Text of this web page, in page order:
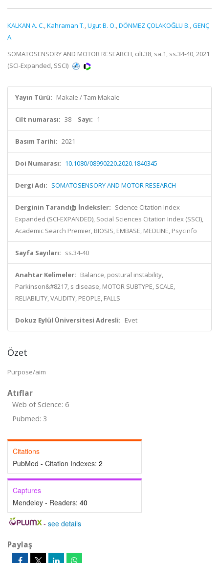
KALKAN A. C.,Kahraman T.,Ugut B. O.,DÖNMEZ ÇOLAKOĞLU B.,GENÇ
A.
SOMATOSENSORY AND MOTOR RESEARCH, cilt.38, sa.1, ss.34-40, 2021
(SCI-Expanded, SSCI)
Yayın Türü: Makale / Tam Makale
Cilt numarası: 38 Sayı: 1
Basım Tarihi: 2021
Doi Numarası: 10.1080/08990220.2020.1840345
Dergi Adı: SOMATOSENSORY AND MOTOR RESEARCH
Derginin Tarandığı İndeksler: Science Citation Index
Expanded (SCI-EXPANDED), Social Sciences Citation Index (SSCI),
Academic Search Premier, BIOSIS, EMBASE, MEDLINE, Psycinfo
Sayfa Sayıları: ss.34-40
Anahtar Kelimeler: Balance, postural instability,
Parkinson&#8217, s disease, MOTOR SUBTYPE, SCALE,
RELIABILITY, VALIDITY, PEOPLE, FALLS
Dokuz Eylül Üniversitesi Adresli: Evet
Özet
Purpose/aim
Atıflar
Web of Science: 6
Pubmed: 3
Citations
PubMed - Citation Indexes: 2
Captures
Mendeley - Readers: 40
- see details
Paylaş